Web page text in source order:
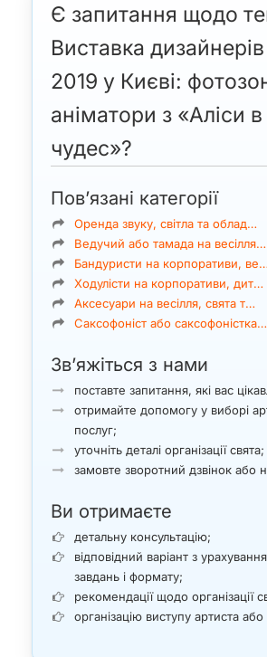
Є запитання щодо
Виставка
2019 у Києві:
аніматори з «Аліси в
чудес»?
Пов’язані категорії
Оренда звуку, світла та облад…
Ведучий або тамада на весілля…
Бандуристи на корпоративи, ве…
Ходулісти на корпоративи, дит…
Аксесуари на весілля, свята т…
Саксофоніст або саксофоністка…
Зв’яжіться з нами
поставте запитання, які вас
отримайте допомогу у виборі
послуг;
уточніть деталі організації свята;
замовте зворотний дзвінок або
Ви отримаєте
детальну консультацію;
відповідний варіант з
завдань і формату;
рекомендації щодо організації
організацію виступу артиста або